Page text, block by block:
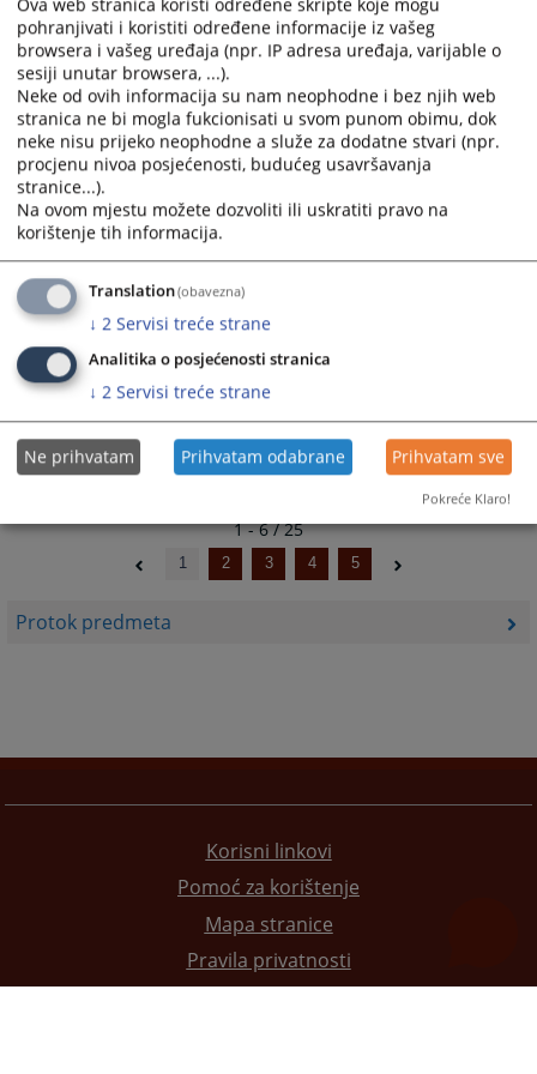
Protok predmeta
and
select
a
date.
Press
the
question
mark
key
to
get
the
keyboard
shortcuts
for
changing
dates.
and
select
a
date.
Press
the
question
mark
key
to
get
keyboard
shortcuts
for
changing
dates.
02.07.2025.
Protok predmeta za II. kvartal 2025. godine
26.05.2025.
Protok predmeta za I. kvartal 2025. godine
28.01.2025.
Izvještaj Općinskog suda u Ljubuškom za 2024. godinu
22.02.2023.
1 - 6 / 25
1 2 3 4 5
Korisni linkovi
Pomoć za korištenje
Mapa stranice
Pravila privatnosti
Ova web stranica koristi određene skripte koje mogu
pohranjivati i koristiti određene informacije iz vašeg
browsera i vašeg uređaja (npr. IP adresa uređaja, varijable o
sesiji unutar browsera, ...).
Neke od ovih informacija su nam neophodne i bez njih web
stranica ne bi mogla fukcionisati u svom punom obimu, dok
neke nisu prijeko neophodne a služe za dodatne stvari (npr.
procjenu nivoa posjećenosti, budućeg usavršavanja
stranice...).
Na ovom mjestu možete dozvoliti ili uskratiti pravo na
korištenje tih informacija.
Translation(obavezna)
↓ 2 Servisi treće strane
Analitika o posjećenosti stranica
↓ 2 Servisi treće strane
Ne prihvatam Prihvatam odabrane Prihvatam sve
Pokreće Klaro!